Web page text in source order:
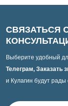
СВЯЗАТЬСЯ
Выберите удобный
Телеграм, Заказать
и Кулагин будут